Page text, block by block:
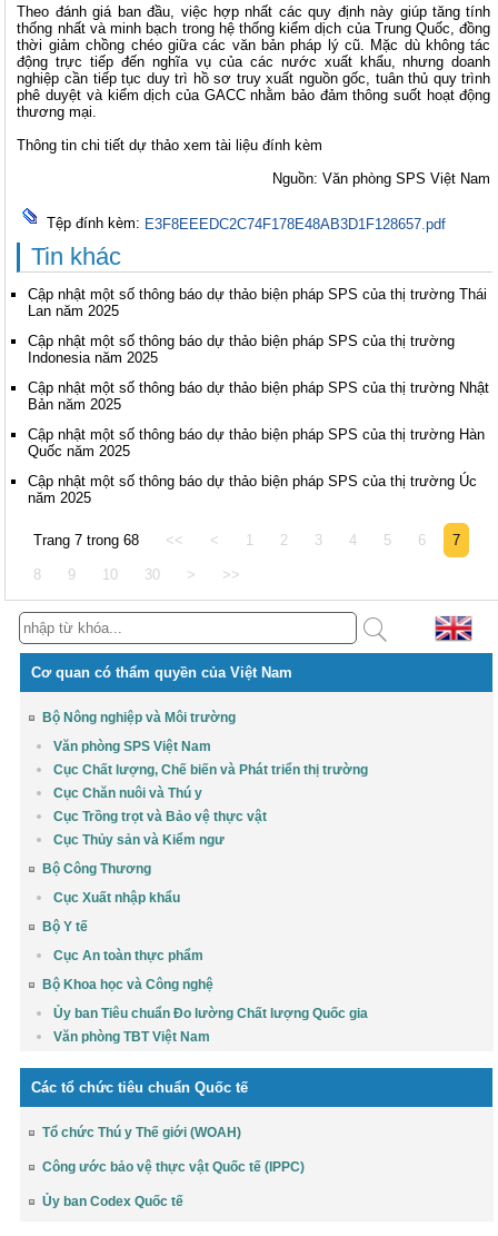
Theo đánh giá ban đầu, việc hợp nhất các quy định này giúp tăng tính
thống nhất và minh bạch trong hệ thống kiểm dịch của Trung Quốc, đồng
thời giảm chồng chéo giữa các văn bản pháp lý cũ. Mặc dù không tác
động trực tiếp đến nghĩa vụ của các nước xuất khẩu, nhưng doanh
nghiệp cần tiếp tục duy trì hồ sơ truy xuất nguồn gốc, tuân thủ quy trình
phê duyệt và kiểm dịch của GACC nhằm bảo đảm thông suốt hoạt động
thương mại.
Thông tin chi tiết dự thảo xem tài liệu đính kèm
Nguồn: Văn phòng SPS Việt Nam
Tệp đính kèm: E3F8EEEDC2C74F178E48AB3D1F128657.pdf
Tin khác
Cập nhật một số thông báo dự thảo biện pháp SPS của thị trường Thái
Lan năm 2025
Cập nhật một số thông báo dự thảo biện pháp SPS của thị trường
Indonesia năm 2025
Cập nhật một số thông báo dự thảo biện pháp SPS của thị trường Nhật
Bản năm 2025
Cập nhật một số thông báo dự thảo biện pháp SPS của thị trường Hàn
Quốc năm 2025
Cập nhật một số thông báo dự thảo biện pháp SPS của thị trường Úc
năm 2025
Trang 7 trong 68 << < 1 2 3 4 5 6 7
8 9 10 30 > >>
Cơ quan có thẩm quyền của Việt Nam
Bộ Nông nghiệp và Môi trường
Văn phòng SPS Việt Nam
Cục Chất lượng, Chế biến và Phát triển thị trường
Cục Chăn nuôi và Thú y
Cục Trồng trọt và Bảo vệ thực vật
Cục Thủy sản và Kiểm ngư
Bộ Công Thương
Cục Xuất nhập khẩu
Bộ Y tế
Cục An toàn thực phẩm
Bộ Khoa học và Công nghệ
Ủy ban Tiêu chuẩn Đo lường Chất lượng Quốc gia
Văn phòng TBT Việt Nam
Các tổ chức tiêu chuẩn Quốc tế
Tổ chức Thú y Thế giới (WOAH)
Công ước bảo vệ thực vật Quốc tế (IPPC)
Ủy ban Codex Quốc tế